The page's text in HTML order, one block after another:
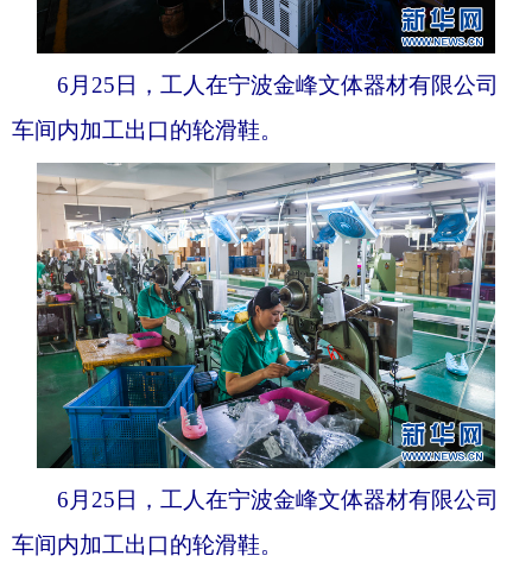
6月25日，工人在宁波金峰文体器材有限公司
车间内加工出口的轮滑鞋。
6月25日，工人在宁波金峰文体器材有限公司
车间内加工出口的轮滑鞋。